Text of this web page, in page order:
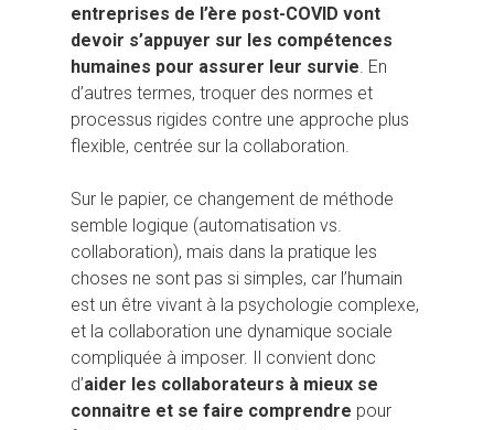
entreprises de l’ère post-COVID vont
devoir s’appuyer sur les compétences
humaines pour assurer leur survie. En
d’autres termes, troquer des normes et
processus rigides contre une approche plus
flexible, centrée sur la collaboration.
Sur le papier, ce changement de méthode
semble logique (automatisation vs.
collaboration), mais dans la pratique les
choses ne sont pas si simples, car l’humain
est un être vivant à la psychologie complexe,
et la collaboration une dynamique sociale
compliquée à imposer. Il convient donc
d’aider les collaborateurs à mieux se
connaitre et se faire comprendre pour